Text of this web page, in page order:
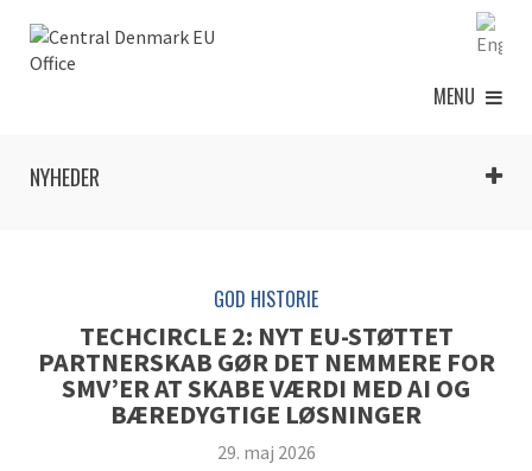
MENU
NYHEDER
GOD HISTORIE
TECHCIRCLE 2: NYT EU-STØTTET
PARTNERSKAB GØR DET NEMMERE FOR
SMV’ER AT SKABE VÆRDI MED AI OG
BÆREDYGTIGE LØSNINGER
29. maj 2026